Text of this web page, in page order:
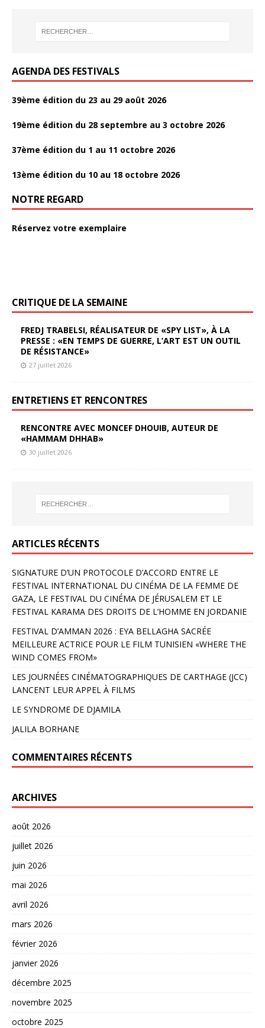
o
AGENDA DES FESTIVALS
39ème édition du 23 au 29 août 2026
19ème édition du 28 septembre au 3 octobre 2026
37ème édition du 1 au 11 octobre 2026
13ème édition du 10 au 18 octobre 2026
NOTRE REGARD
Réservez votre exemplaire
CRITIQUE DE LA SEMAINE
FREDJ TRABELSI, RÉALISATEUR DE «SPY LIST», À LA
PRESSE : «EN TEMPS DE GUERRE, L’ART EST UN OUTIL
DE RÉSISTANCE»
27 juillet 2026
ENTRETIENS ET RENCONTRES
RENCONTRE AVEC MONCEF DHOUIB, AUTEUR DE
«HAMMAM DHHAB»
30 juillet 2026
ARTICLES RÉCENTS
SIGNATURE D’UN PROTOCOLE D’ACCORD ENTRE LE
FESTIVAL INTERNATIONAL DU CINÉMA DE LA FEMME DE
GAZA, LE FESTIVAL DU CINÉMA DE JÉRUSALEM ET LE
FESTIVAL KARAMA DES DROITS DE L’HOMME EN JORDANIE
FESTIVAL D’AMMAN 2026 : EYA BELLAGHA SACRÉE
MEILLEURE ACTRICE POUR LE FILM TUNISIEN «WHERE THE
WIND COMES FROM»
LES JOURNÉES CINÉMATOGRAPHIQUES DE CARTHAGE (JCC)
LANCENT LEUR APPEL À FILMS
LE SYNDROME DE DJAMILA
JALILA BORHANE
COMMENTAIRES RÉCENTS
ARCHIVES
août 2026
juillet 2026
juin 2026
mai 2026
avril 2026
mars 2026
février 2026
janvier 2026
décembre 2025
novembre 2025
octobre 2025